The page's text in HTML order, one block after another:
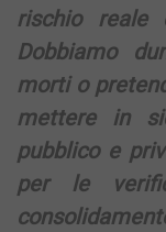
rischio reale
Dobbiamo
morti o
mettere in
pubblico e
per le